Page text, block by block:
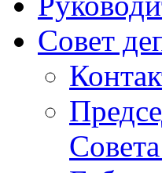
Совет